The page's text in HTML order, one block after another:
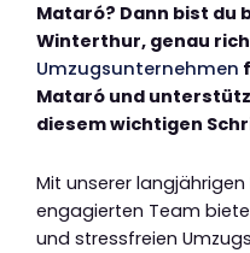
Mataró? Dann bist du
Winterthur, genau
Umzugsunternehmen
Mataró und
diesem wichtigen
Mit unserer
engagierten Team
und stressfreien